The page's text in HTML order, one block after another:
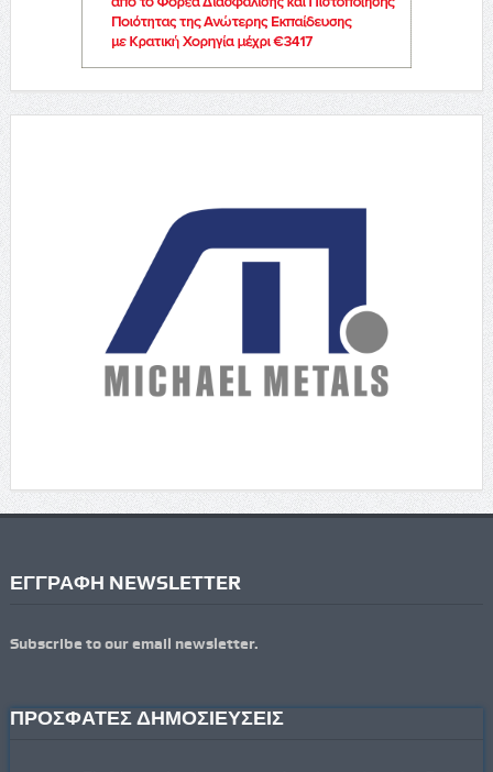
ΕΓΓΡΑΦΗ NEWSLETTER
Subscribe to our email newsletter.
ΠΡΟΣΦΑΤΕΣ ΔΗΜΟΣΙΕΥΣΕΙΣ